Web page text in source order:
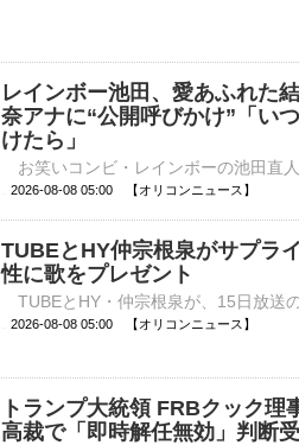
レインボー池田、愛あふれた
奈アナに“公開呼びかけ”「い
けたら」
2026-08-08 05:00 【オリコンニュース】
TUBEとHY仲宗根泉がサプラ
性に歌をプレゼント
2026-08-08 05:00 【オリコンニュース】
トランプ大統領 FRBクック
高裁で「即時解任無効」判断